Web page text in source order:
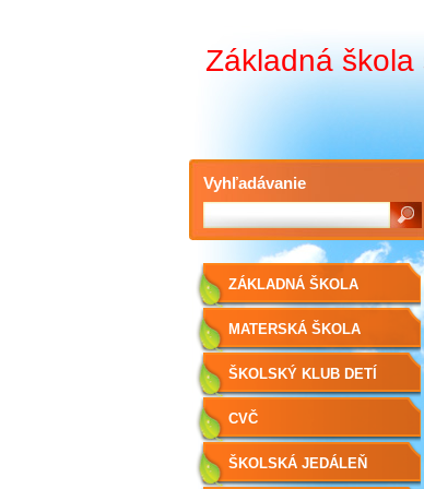
Základná
ZÁKLADNÁ ŠKOLA
MATERSKÁ ŠKOLA
ŠKOLSKÝ KLUB DETÍ
CVČ
ŠKOLSKÁ JEDÁLEŇ
Vyhľadávanie